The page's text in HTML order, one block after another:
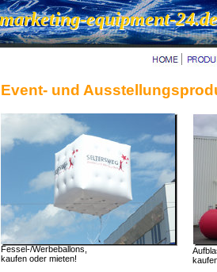
Event- und
Fessel-/Werbeballons,
kaufen oder mieten!
marketing-equipment-
marketing-equipment-24.de